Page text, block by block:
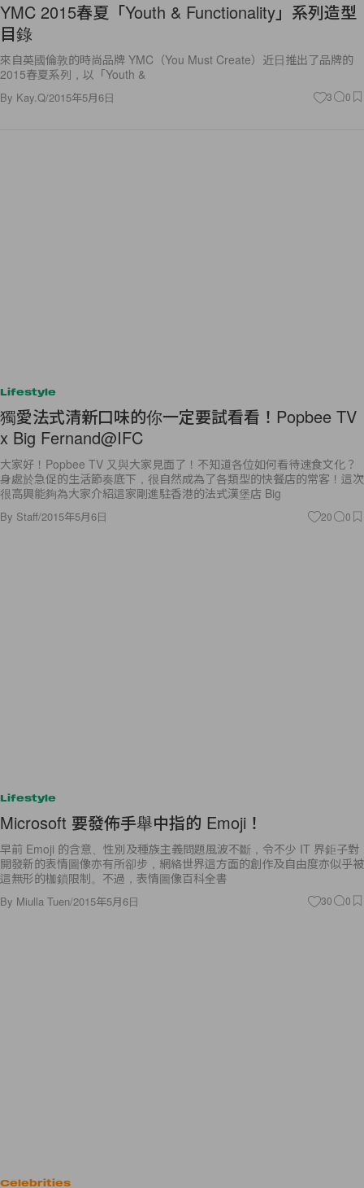
YMC 2015春夏「Youth & Functionality」系列造型
目錄
來自英國倫敦的時尚品牌 YMC（You Must Create）近日推出了品牌的
2015春夏系列，以「Youth &
By Kay.Q/2015年5月6日 3 0
Lifestyle
獨愛法式清新口味的你一定要試看看！Popbee TV
x Big Fernand@IFC
大家好！Popbee TV 又與大家見面了！不知道各位如何看待速食文化？
身處於急促的生活節奏底下，很自然成為了各類型的快餐店的常客！這次
很高興能夠為大家介紹這家剛進駐香港的法式漢堡店 Big
By Staff/2015年5月6日 20 0
Lifestyle
Microsoft 要發佈手舉中指的 Emoji！
早前 Emoji 的含意、性別及種族主義問題風波不斷，令不少 IT 界鉅子對
開發新的表情圖像亦有所卻步，網絡世界這方面的創作及自由度亦似乎被
這無形的枷鎖限制。不過，表情圖像百科全書
By Miulla Tuen/2015年5月6日 30 0
Celebrities